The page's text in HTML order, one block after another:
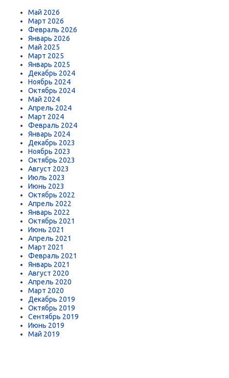
Май 2026
Март 2026
Февраль 2026
Январь 2026
Май 2025
Март 2025
Январь 2025
Декабрь 2024
Ноябрь 2024
Октябрь 2024
Май 2024
Апрель 2024
Март 2024
Февраль 2024
Январь 2024
Декабрь 2023
Ноябрь 2023
Октябрь 2023
Август 2023
Июль 2023
Июнь 2023
Октябрь 2022
Апрель 2022
Январь 2022
Октябрь 2021
Июнь 2021
Апрель 2021
Март 2021
Февраль 2021
Январь 2021
Август 2020
Апрель 2020
Март 2020
Декабрь 2019
Октябрь 2019
Сентябрь 2019
Июнь 2019
Май 2019